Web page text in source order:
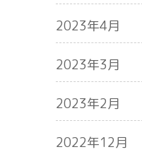
2023年4月
2023年3月
2023年2月
2022年12月